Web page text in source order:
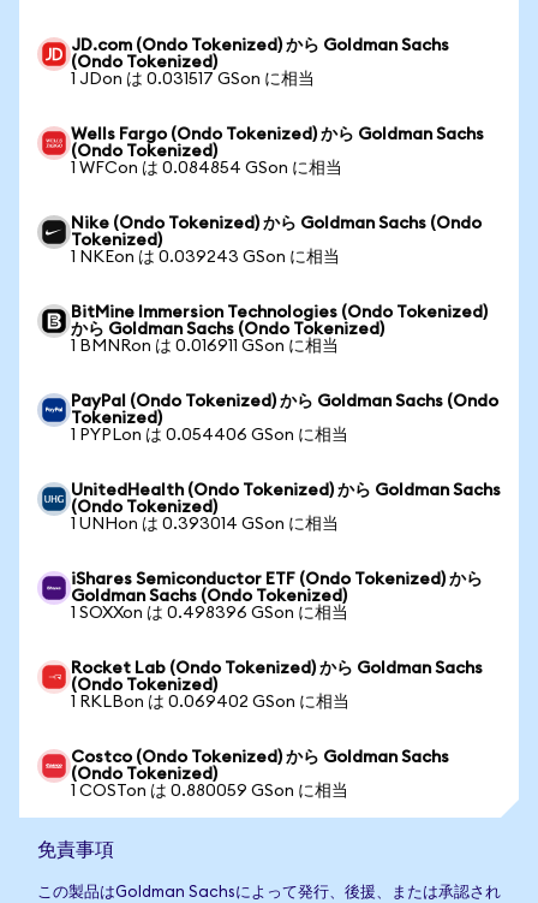
JD.com (Ondo Tokenized) から Goldman Sachs
(Ondo Tokenized)
1 JDon は 0.031517 GSon に相当
Wells Fargo (Ondo Tokenized) から Goldman Sachs
(Ondo Tokenized)
1 WFCon は 0.084854 GSon に相当
Nike (Ondo Tokenized) から Goldman Sachs (Ondo
Tokenized)
1 NKEon は 0.039243 GSon に相当
BitMine Immersion Technologies (Ondo Tokenized)
から Goldman Sachs (Ondo Tokenized)
1 BMNRon は 0.016911 GSon に相当
PayPal (Ondo Tokenized) から Goldman Sachs (Ondo
Tokenized)
1 PYPLon は 0.054406 GSon に相当
UnitedHealth (Ondo Tokenized) から Goldman Sachs
(Ondo Tokenized)
1 UNHon は 0.393014 GSon に相当
iShares Semiconductor ETF (Ondo Tokenized) から
Goldman Sachs (Ondo Tokenized)
1 SOXXon は 0.498396 GSon に相当
Rocket Lab (Ondo Tokenized) から Goldman Sachs
(Ondo Tokenized)
1 RKLBon は 0.069402 GSon に相当
Costco (Ondo Tokenized) から Goldman Sachs
(Ondo Tokenized)
1 COSTon は 0.880059 GSon に相当
免責事項
この製品はGoldman Sachsによって発行、後援、または承認され